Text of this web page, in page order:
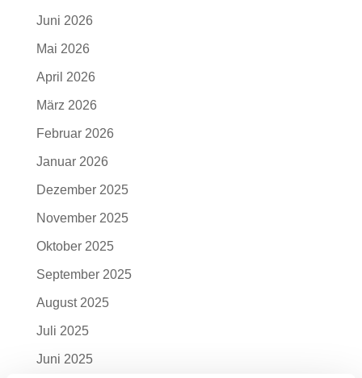
Juni 2026
Mai 2026
April 2026
März 2026
Februar 2026
Januar 2026
Dezember 2025
November 2025
Oktober 2025
September 2025
August 2025
Juli 2025
Juni 2025